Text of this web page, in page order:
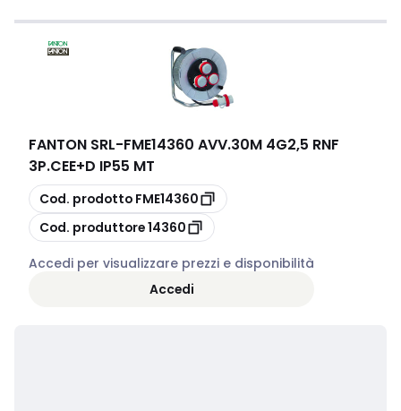
FANTON SRL-FME14360 AVV.30M 4G2,5 RNF
3P.CEE+D IP55 MT
copia
Cod. prodotto FME14360
copia
Cod. produttore14360
Accedi per visualizzare prezzi e disponibilità
Accedi